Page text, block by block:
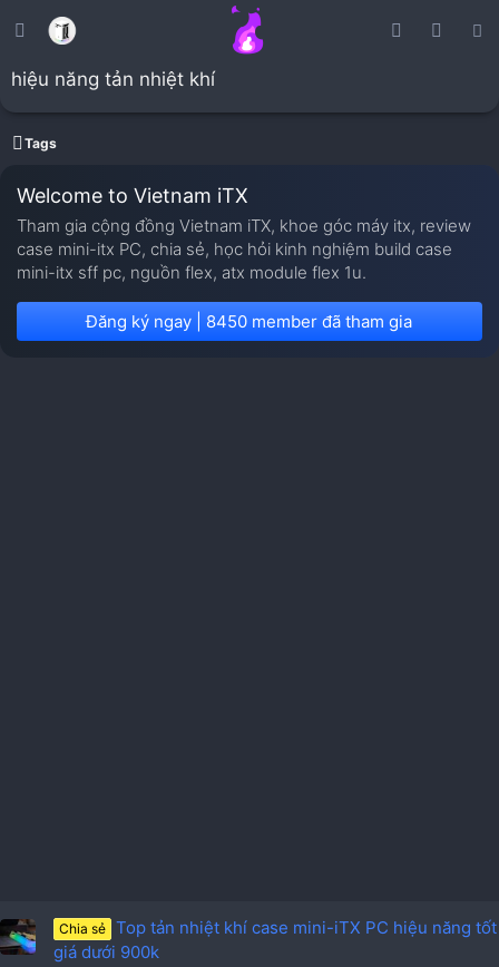
hiệu năng tản nhiệt khí
Tags
Welcome to Vietnam iTX
Tham gia cộng đồng Vietnam iTX, khoe góc máy itx, review
case mini-itx PC, chia sẻ, học hỏi kinh nghiệm build case
mini-itx sff pc, nguồn flex, atx module flex 1u.
Đăng ký ngay | 8450 member đã tham gia
Chia sẻ
Top tản nhiệt khí case mini-iTX PC hiệu năng tốt
giá dưới 900k